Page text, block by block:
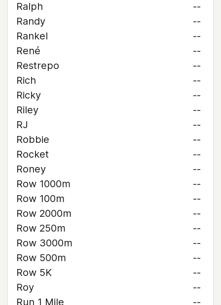
Ralph
--
Randy
--
Rankel
--
René
--
Restrepo
--
Rich
--
Ricky
--
Riley
--
RJ
--
Robbie
--
Rocket
--
Roney
--
Row 1000m
--
Row 100m
--
Row 2000m
--
Row 250m
--
Row 3000m
--
Row 500m
--
Row 5K
--
Roy
--
Run 1 Mile
--